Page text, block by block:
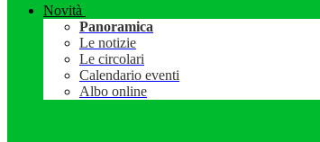
Novità
Panoramica
Le notizie
Le circolari
Calendario eventi
Albo online